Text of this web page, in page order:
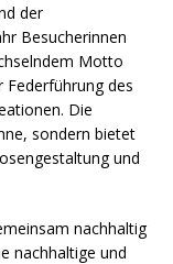
der
Besucherinnen
Motto
Federführung des
Die
sondern bietet
und
nachhaltig
nachhaltige und